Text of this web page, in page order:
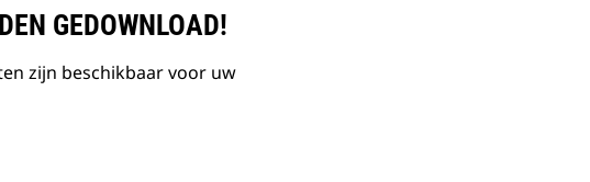
GEDOWNLOAD!
zijn beschikbaar voor uw